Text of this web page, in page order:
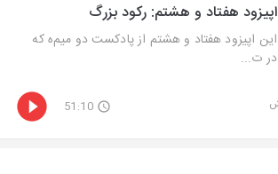
اپیزود هفتاد و هشتم: رکود بزرگ
این اپیزود هفتاد و هشتم از پادکست دو میم‌ه که
در ت...
51:10